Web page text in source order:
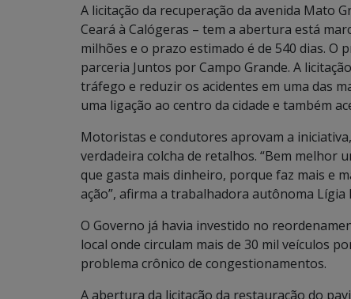
A licitação da recuperação da avenida Mato
Ceará à Calógeras – tem a abertura está
milhões e o prazo estimado é de 540 dias.
parceria Juntos por Campo Grande. A
tráfego e reduzir os acidentes em uma das
uma ligação ao centro da cidade e também
Motoristas e condutores aprovam a
verdadeira colcha de retalhos. “Bem melhor
que gasta mais dinheiro, porque faz mais e
ação”, afirma a trabalhadora autônoma Lígia
O Governo já havia investido no
local onde circulam mais de 30 mil veículos
problema crônico de congestionamentos.
A abertura da licitação da restauração do